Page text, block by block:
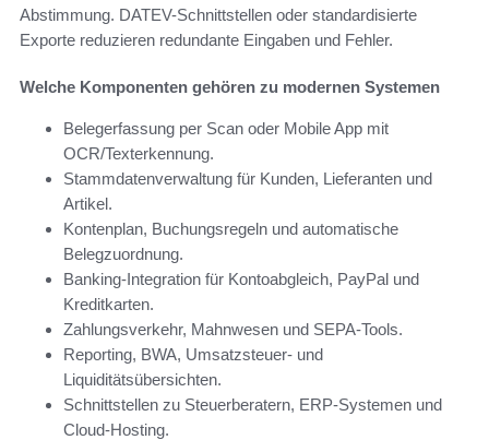
Abstimmung. DATEV-Schnittstellen oder standardisierte
Exporte reduzieren redundante Eingaben und Fehler.
Welche Komponenten gehören zu modernen Systemen
Belegerfassung per Scan oder Mobile App mit
OCR/Texterkennung.
Stammdatenverwaltung für Kunden, Lieferanten und
Artikel.
Kontenplan, Buchungsregeln und automatische
Belegzuordnung.
Banking-Integration für Kontoabgleich, PayPal und
Kreditkarten.
Zahlungsverkehr, Mahnwesen und SEPA-Tools.
Reporting, BWA, Umsatzsteuer- und
Liquiditätsübersichten.
Schnittstellen zu Steuerberatern, ERP-Systemen und
Cloud-Hosting.